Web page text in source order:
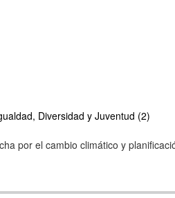
Diversidad y Juventud (2)
por el cambio climático y